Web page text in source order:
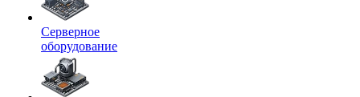
Серверное
оборудование